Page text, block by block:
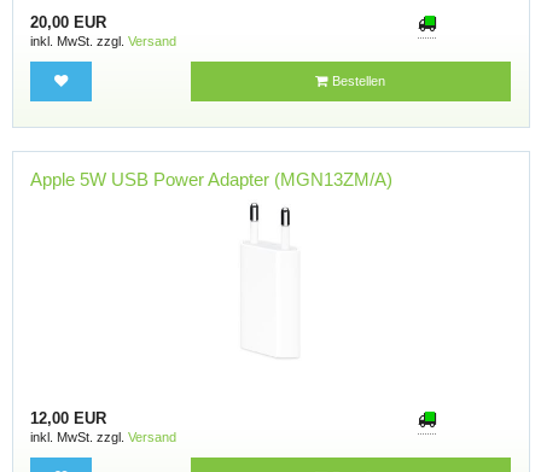
20,00 EUR
inkl. MwSt. zzgl. Versand
Bestellen
Apple 5W USB Power Adapter (MGN13ZM/A)
12,00 EUR
inkl. MwSt. zzgl. Versand